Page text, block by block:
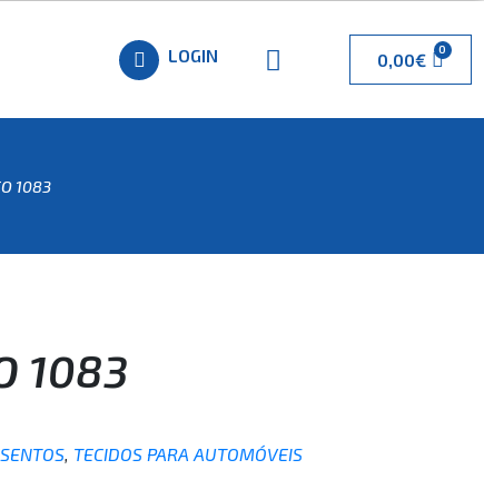
LOGIN 0,00€
1083
1083
, TECIDOS PARA AUTOMÓVEIS